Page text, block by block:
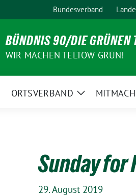
Bundesverband
BÜNDNIS 90/DIE GRÜNEN
WIR MACHEN TELTOW GRÜN!
ORTSVERBAND
Zeige
Sunday for
29. August 2019